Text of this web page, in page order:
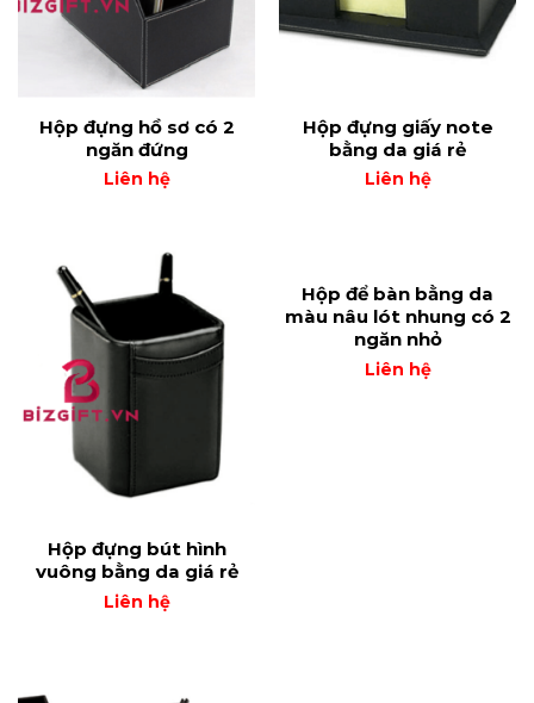
Hộp đựng hồ sơ có 2
ngăn đứng
Liên hệ
Hộp đựng giấy note
bằng da giá rẻ
Liên hệ
Hộp đựng bút hình
vuông bằng da giá rẻ
Liên hệ
Hộp để bàn bằng da
màu nâu lót nhung có 2
ngăn nhỏ
Liên hệ